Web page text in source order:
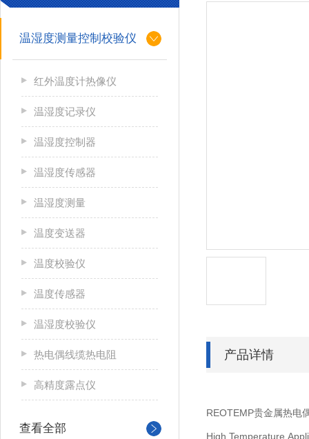
产品详情
REOTEMP贵金属热电
High Temperature
温湿度测量控制校验仪
红外温度计热像仪
温湿度记录仪
温湿度控制器
温湿度传感器
温湿度测量
温度变送器
温度校验仪
温度传感器
温湿度校验仪
热电偶线缆热电阻
高精度露点仪
查看全部